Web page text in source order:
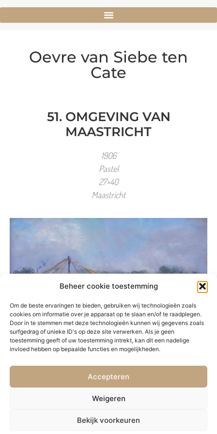
Beheer cookie toestemming
Om de beste ervaringen te bieden, gebruiken wij technologieën zoals
cookies om informatie over je apparaat op te slaan en/of te raadplegen.
Door in te stemmen met deze technologieën kunnen wij gegevens zoals
surfgedrag of unieke ID's op deze site verwerken. Als je geen
toestemming geeft of uw toestemming intrekt, kan dit een nadelige
invloed hebben op bepaalde functies en mogelijkheden.
Accepteren
Weigeren
Bekijk voorkeuren
Oevre van Siebe ten
Cate
51. OMGEVING VAN
MAASTRICHT
1906
Pastel
27×40
Maastricht
VORIGE VOLGENDE